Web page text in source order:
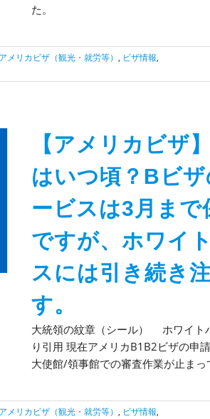
た。
アメリカビザ（観光・就労等） , ビザ情報,
【アメリカビザ
はいつ頃？Bビ
ービスは3月まで
ですが、ホワイ
スには引き続き
す。
大統領の紋章（シール） ホワイト
り引用 現在アメリカB1B2ビザの申
大使館/領事館での審査作業が止まっ
アメリカビザ（観光・就労等） , ビザ情報,